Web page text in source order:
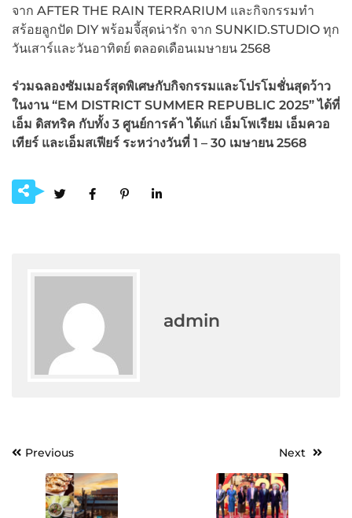
จาก AFTER THE RAIN TERRARIUM และกิจกรรมทำ
สร้อยลูกปัด DIY พร้อมจี้สุดน่ารัก จาก SUNKID.STUDIO ทุก
วันเสาร์และวันอาทิตย์ ตลอดเดือนเมษายน 2568
ร่วมฉลองซัมเมอร์สุดพิเศษกับกิจกรรมและโปรโมชั่นสุดว้าว
ในงาน “EM DISTRICT SUMMER REPUBLIC 2025”ได้ที่
เอ็ม ดิสทริค กับทั้ง 3 ศูนย์การค้า ได้แก่ เอ็มโพเรียม เอ็มควอ
เทียร์ และเอ็มสเฟียร์ ระหว่างวันที่ 1 – 30 เมษายน 2568
admin
PostPrevious Next